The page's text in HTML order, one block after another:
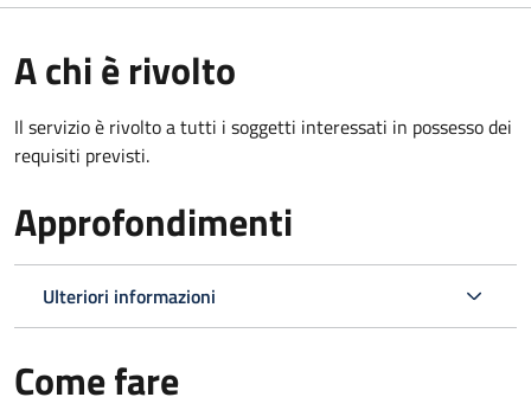
A chi è rivolto
Il servizio è rivolto a tutti i soggetti interessati in possesso dei
requisiti previsti.
Approfondimenti
Ulteriori informazioni
Come fare